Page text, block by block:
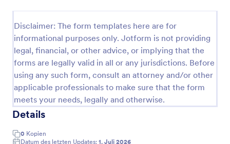
Disclaimer: The form templates here are for
informational purposes only. Jotform is not providing
legal, financial, or other advice, or implying that the
forms are legally valid in all or any jurisdictions. Before
using any such form, consult an attorney and/or other
applicable professionals to make sure that the form
meets your needs, legally and otherwise.
Details
0 Kopien
Datum des letzten Updates: 1. Juli 2026
Vorschau